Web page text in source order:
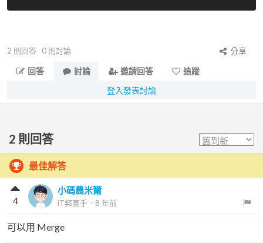
2 則回答 0 則討論
分享
回答
討論 邀請回答
追蹤
登入發表討論
2 則回答
最佳解答
小碼農米爾
iT邦高手 ． 8 年前
4
可以用 Merge